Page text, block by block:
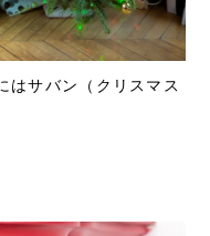
はサバン（クリスマス